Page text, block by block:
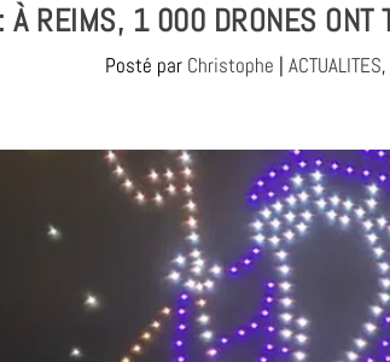
À REIMS, 1 000 DRONES
Posté par Christophe | ACTUALITES,